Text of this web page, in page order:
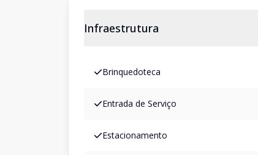
Infraestrutura
Brinquedoteca
Entrada de Serviço
Estacionamento